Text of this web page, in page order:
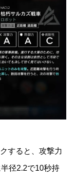
すると、攻撃力
径2.2で10秒持